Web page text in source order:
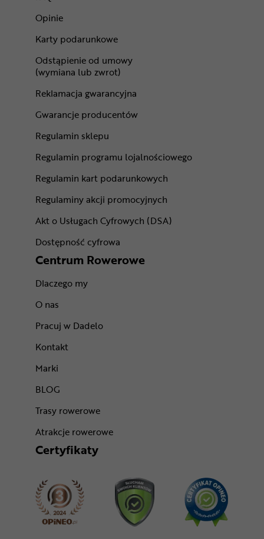
Opinie
Karty podarunkowe
Odstąpienie od umowy
(wymiana lub zwrot)
Reklamacja gwarancyjna
Gwarancje producentów
Regulamin sklepu
Regulamin programu lojalnościowego
Regulamin kart podarunkowych
Regulaminy akcji promocyjnych
Akt o Usługach Cyfrowych (DSA)
Dostępność cyfrowa
Centrum Rowerowe
Dlaczego my
O nas
Pracuj w Dadelo
Kontakt
Marki
BLOG
Trasy rowerowe
Atrakcje rowerowe
Certyfikaty